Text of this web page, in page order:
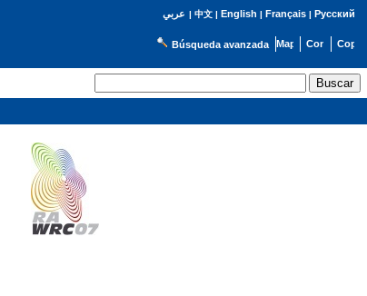
عربي | 中文| English | Français| Русский
Búsqueda avanzada